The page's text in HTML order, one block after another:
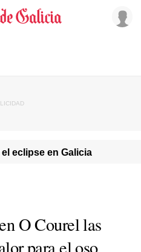
eclipse en Galicia
O Courel las
para el oso